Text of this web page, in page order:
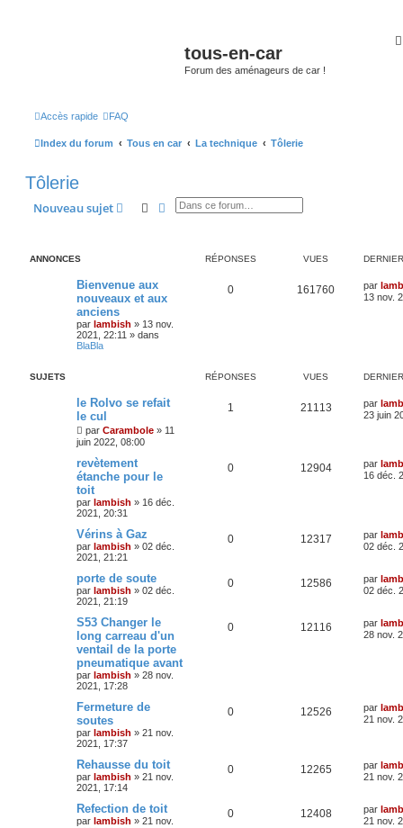
tous-en-car
Forum des aménageurs de car !
Accès rapide FAQ
Index du forum Tous en car La technique Tôlerie
Tôlerie
Nouveau sujet Rechercher
Recherche avancée
ANNONCES RÉPONSES VUES
Bienvenue aux
nouveaux et aux
anciens
par lambish » 13 nov.
2021, 22:11 » dans
BlaBla
0 161760 par
13 nov.
SUJETS RÉPONSES VUES
le Rolvo se refait
le cul
par Carambole » 11
juin 2022, 08:00
1 21113 par
23 juin
revètement
étanche pour le
toit
par lambish » 16 déc.
2021, 20:31
0 12904 par
16 déc.
Vérins à Gaz
par lambish » 02 déc.
2021, 21:21
0 12317 par
02 déc.
porte de soute
par lambish » 02 déc.
2021, 21:19
0 12586 par
02 déc.
S53 Changer le
long carreau d'un
ventail de la porte
pneumatique avant
par lambish » 28 nov.
2021, 17:28
0 12116 par
28 nov.
Fermeture de
soutes
par lambish » 21 nov.
2021, 17:37
0 12526 par
21 nov.
Rehausse du toit
par lambish » 21 nov.
2021, 17:14
0 12265 par
21 nov.
Refection de toit
par lambish » 21 nov.
0 12408 par
21 nov.